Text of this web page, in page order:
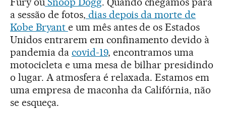
a sessão de fotos, dias depois da morte de
Kobe Bryant e um mês antes de os Estados
Unidos entrarem em confinamento devido à
pandemia da covid-19, encontramos uma
motocicleta e uma mesa de bilhar presidindo
o lugar. A atmosfera é relaxada. Estamos em
uma empresa de maconha da Califórnia, não
se esqueça.